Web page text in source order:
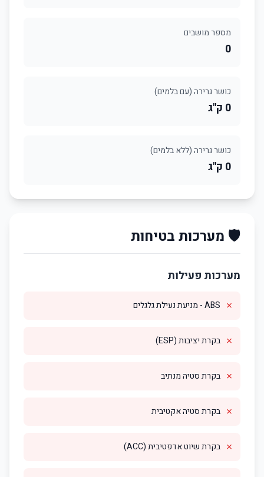
מספר מושבים
0
כושר גרירה (עם בלמים)
0 ק"ג
כושר גרירה (ללא בלמים)
0 ק"ג
🛡️ מערכות בטיחות
מערכות פעילות
✗ ABS - מניעת נעילת גלגלים
✗ בקרת יציבות (ESP)
✗ בקרת סטיה מנתיב
✗ בקרת סטיה אקטיבית
✗ בקרת שיוט אדפטיבית (ACC)